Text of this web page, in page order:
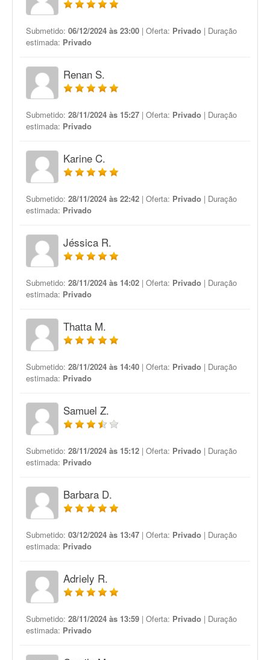
Submetido: 06/12/2024 às 23:00 | Oferta: Privado | Duração
estimada: Privado
Renan S.
Submetido: 28/11/2024 às 15:27 | Oferta: Privado | Duração
estimada: Privado
Karine C.
Submetido: 28/11/2024 às 22:42 | Oferta: Privado | Duração
estimada: Privado
Jéssica R.
Submetido: 28/11/2024 às 14:02 | Oferta: Privado | Duração
estimada: Privado
Thatta M.
Submetido: 28/11/2024 às 14:40 | Oferta: Privado | Duração
estimada: Privado
Samuel Z.
Submetido: 28/11/2024 às 15:12 | Oferta: Privado | Duração
estimada: Privado
Barbara D.
Submetido: 03/12/2024 às 13:47 | Oferta: Privado | Duração
estimada: Privado
Adriely R.
Submetido: 28/11/2024 às 13:59 | Oferta: Privado | Duração
estimada: Privado